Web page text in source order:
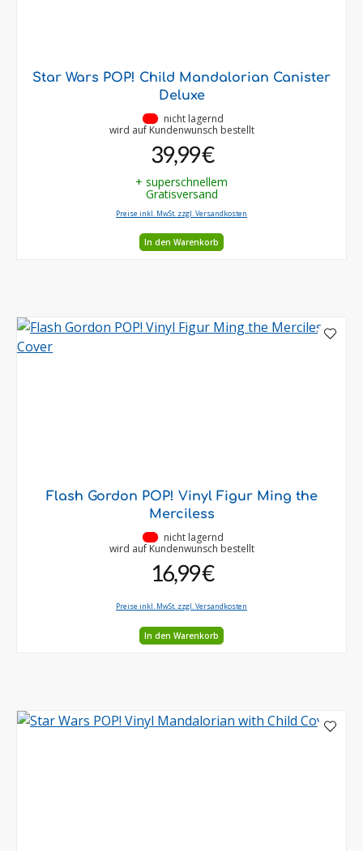
Star Wars POP! Child Mandalorian Canister
Deluxe
nicht lagernd
wird auf Kundenwunsch bestellt
39,99 €
+ superschnellem
Gratisversand
Preise inkl. MwSt. zzgl. Versandkosten
In den Warenkorb
Flash Gordon POP! Vinyl Figur Ming the
Merciless
nicht lagernd
wird auf Kundenwunsch bestellt
16,99 €
Preise inkl. MwSt. zzgl. Versandkosten
In den Warenkorb